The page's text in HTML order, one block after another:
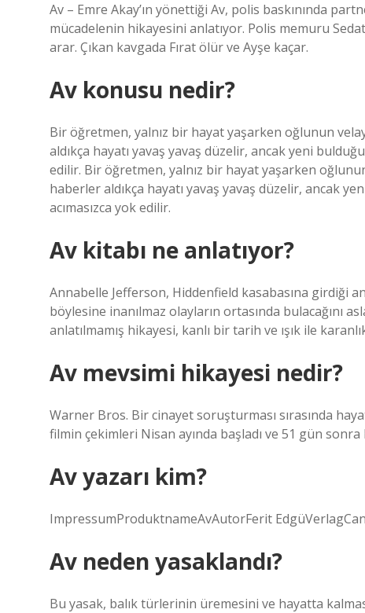
Av – Emre Akay’ın yönettiği Av, polis baskınında
mücadelenin hikayesini anlatıyor. Polis memuru
arar. Çıkan kavgada Fırat ölür ve Ayşe kaçar.
Av konusu nedir?
Bir öğretmen, yalnız bir hayat yaşarken oğlunun
aldıkça hayatı yavaş yavaş düzelir, ancak yeni
edilir. Bir öğretmen, yalnız bir hayat yaşarken
haberler aldıkça hayatı yavaş yavaş düzelir, ancak
acımasızca yok edilir.
Av kitabı ne anlatıyor?
Annabelle Jefferson, Hiddenfield kasabasına girdiği
böylesine inanılmaz olayların ortasında bulacağını
anlatılmamış hikayesi, kanlı bir tarih ve ışık ile
Av mevsimi hikayesi nedir?
Warner Bros. Bir cinayet soruşturması sırasında
filmin çekimleri Nisan ayında başladı ve 51 gün
Av yazarı kim?
ImpressumProduktnameAvAutorFerit
Av neden yasaklandı?
Bu yasak, balık türlerinin üremesini ve hayatta